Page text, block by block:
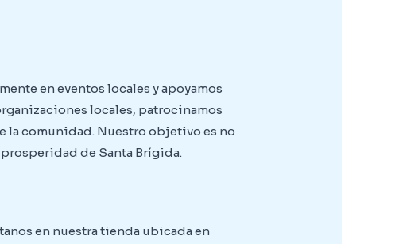
en eventos locales y apoyamos
locales, patrocinamos
la comunidad. Nuestro objetivo es no
de Santa Brígida.
en nuestra tienda ubicada en